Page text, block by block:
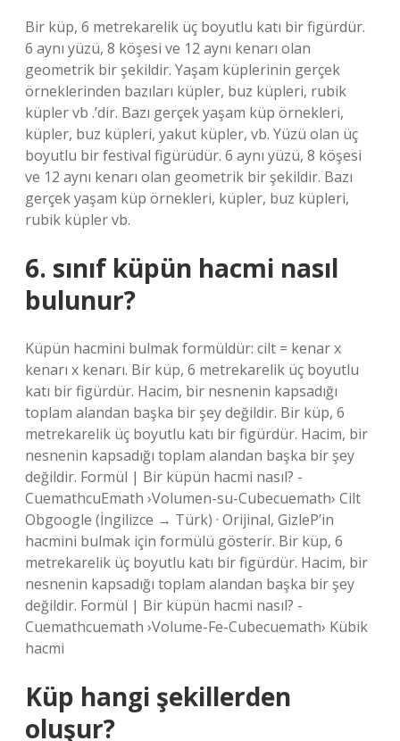
Bir küp, 6 metrekarelik üç boyutlu katı bir figürdür.
6 aynı yüzü, 8 köşesi ve 12 aynı kenarı olan
geometrik bir şekildir. Yaşam küplerinin gerçek
örneklerinden bazıları küpler, buz küpleri, rubik
küpler vb .’dir. Bazı gerçek yaşam küp örnekleri,
küpler, buz küpleri, yakut küpler, vb. Yüzü olan üç
boyutlu bir festival figürüdür. 6 aynı yüzü, 8 köşesi
ve 12 aynı kenarı olan geometrik bir şekildir. Bazı
gerçek yaşam küp örnekleri, küpler, buz küpleri,
rubik küpler vb.
6. sınıf küpün hacmi nasıl
bulunur?
Küpün hacmini bulmak formüldür: cilt = kenar x
kenarı x kenarı. Bir küp, 6 metrekarelik üç boyutlu
katı bir figürdür. Hacim, bir nesnenin kapsadığı
toplam alandan başka bir şey değildir. Bir küp, 6
metrekarelik üç boyutlu katı bir figürdür. Hacim, bir
nesnenin kapsadığı toplam alandan başka bir şey
değildir. Formül | Bir küpün hacmi nasıl? -
CuemathcuEmath ›Volumen-su-Cubecuemath› Cilt
Obgoogle (İngilizce → Türk) · Orijinal, GizleP’in
hacmini bulmak için formülü gösterir. Bir küp, 6
metrekarelik üç boyutlu katı bir figürdür. Hacim, bir
nesnenin kapsadığı toplam alandan başka bir şey
değildir. Formül | Bir küpün hacmi nasıl? -
Cuemathcuemath ›Volume-Fe-Cubecuemath› Kübik
hacmi
Küp hangi şekillerden
oluşur?